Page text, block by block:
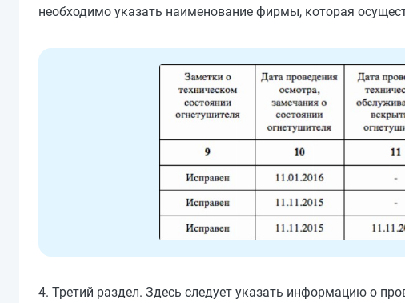
необходимо указать наименование фирмы, которая
4. Третий раздел. Здесь следует указать информацию о